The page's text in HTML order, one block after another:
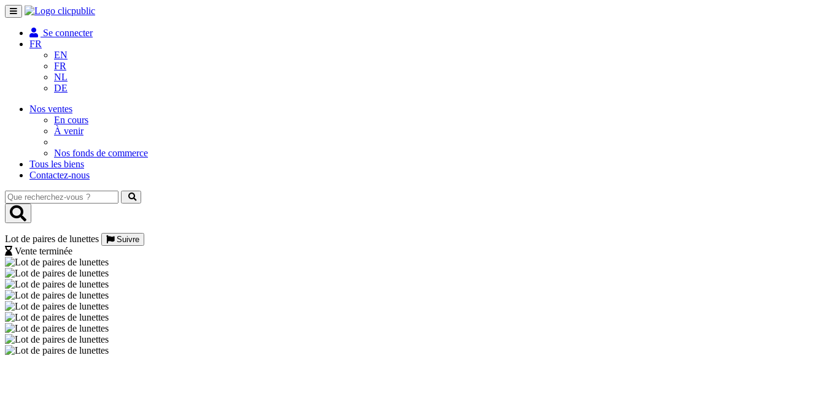
Toggle
navigation
Se connecter
FR
EN
FR
NL
DE
Nos ventes
En cours
À venir
Nos fonds de commerce
Tous les biens
Contactez-nous
Que
recherchez-
vous
Lot de paires de lunettes
Suivre
Vente terminée